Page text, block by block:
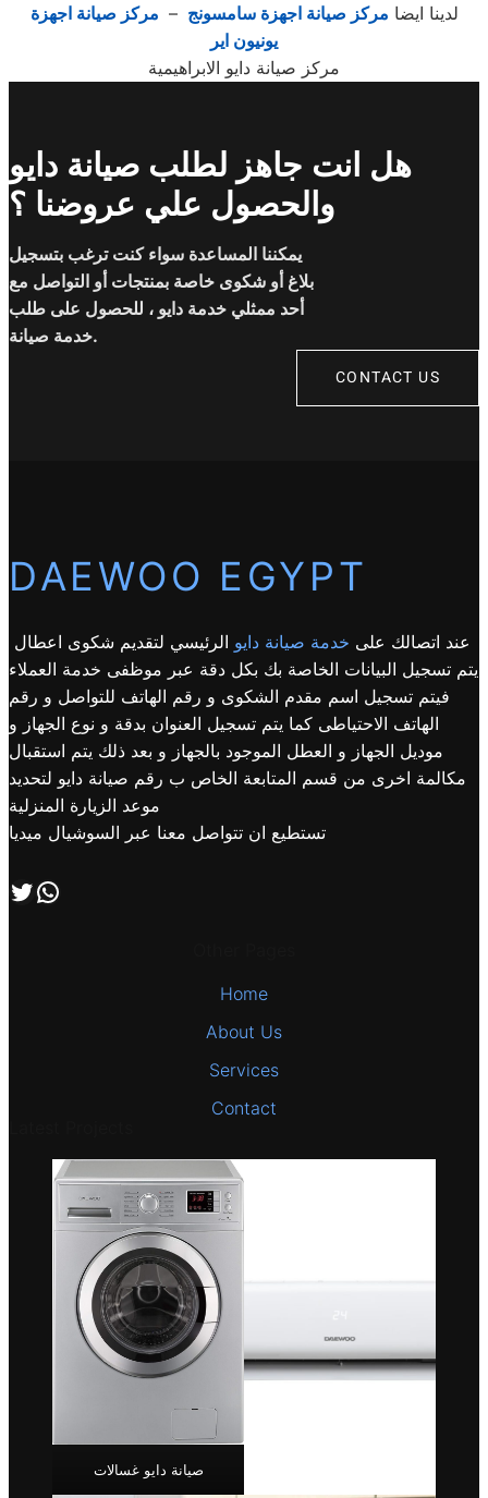
لدينا ايضا مركز صيانة اجهزة سامسونج – مركز صيانة اجهزة
يونيون اير
مركز صيانة دايو الابراهيمية
هل انت جاهز لطلب صيانة دايو
والحصول علي عروضنا ؟
يمكننا المساعدة سواء كنت ترغب بتسجيل
بلاغ أو شكوى خاصة بمنتجات أو التواصل مع
أحد ممثلي خدمة دايو ، للحصول على طلب
خدمة صيانة.
CONTACT US
DAEWOO EGYPT
عند اتصالك على خدمة صيانة دايو الرئيسي لتقديم شكوى اعطال
يتم تسجيل البيانات الخاصة بك بكل دقة عبر موظفى خدمة العملاء
فيتم تسجيل اسم مقدم الشكوى و رقم الهاتف للتواصل و رقم
الهاتف الاحتياطى كما يتم تسجيل العنوان بدقة و نوع الجهاز و
موديل الجهاز و العطل الموجود بالجهاز و بعد ذلك يتم استقبال
مكالمة اخرى من قسم المتابعة الخاص ب رقم صيانة دايو لتحديد
موعد الزيارة المنزلية
تستطيع ان تتواصل معنا عبر السوشيال ميديا
تابعنا علي صفحة التويتر اتصل بنا علي طريق الوتساب
Home
About Us
Services
Contact
صيانة دايو غسالات